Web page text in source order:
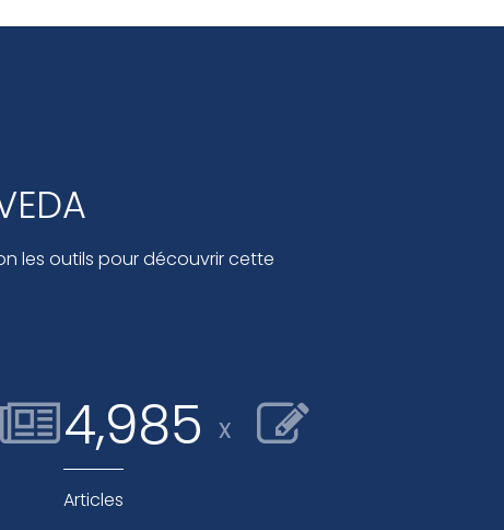
les outils pour découvrir cette
4,985 x
Articles